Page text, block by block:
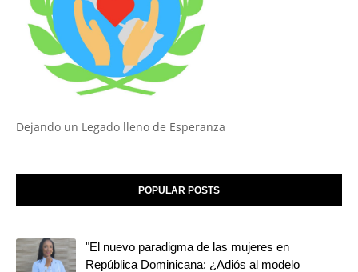
Dejando un Legado lleno de Esperanza
POPULAR POSTS
"El nuevo paradigma de las mujeres en
República Dominicana: ¿Adiós al modelo